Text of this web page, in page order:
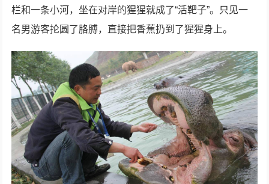
栏和一条小河，坐在对岸的猩猩就成了“活靶子”。只见一
名男游客抡圆了胳膊，直接把香蕉扔到了猩猩身上。